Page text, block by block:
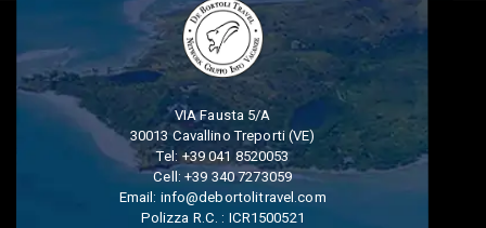
VIA Fausta 5/A
30013 Cavallino Treporti (VE)
Tel:+39 041 8520053
Cell:+39 340 7273059
Email: info@debortolitravel.com
Polizza R.C. : ICR1500521